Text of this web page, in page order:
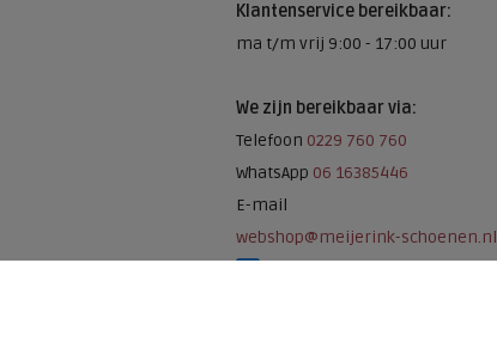
Klantenservice bereikbaar:
ma t/m vrij 9:00 - 17:00 uur
We zijn bereikbaar via:
Telefoon 0229 760 760
WhatsApp 06 16385446
E-mail
webshop@meijerink-schoenen.nl